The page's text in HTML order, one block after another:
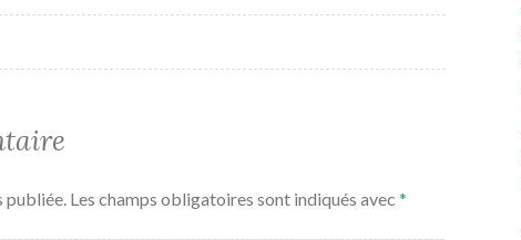
publiée. Les champs obligatoires sont indiqués avec*